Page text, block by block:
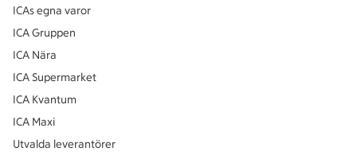
ICAs egna varor
ICA Gruppen
ICA Nära
ICA Supermarket
ICA Kvantum
ICA Maxi
Utvalda leverantörer